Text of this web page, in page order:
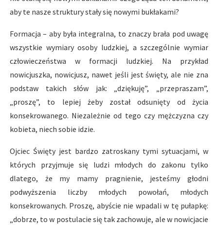
aby te nasze struktury stały się nowymi bukłakami?
Formacja – aby była integralna, to znaczy brała pod uwagę
wszystkie wymiary osoby ludzkiej, a szczególnie wymiar
człowieczeństwa w formacji ludzkiej. Na przykład
nowicjuszka, nowicjusz, nawet jeśli jest święty, ale nie zna
podstaw takich słów jak: „dziękuję”, „przepraszam”,
„proszę”, to lepiej żeby został odsunięty od życia
konsekrowanego. Niezależnie od tego czy mężczyzna czy
kobieta, niech sobie idzie.
Ojciec Święty jest bardzo zatroskany tymi sytuacjami, w
których przyjmuje się ludzi młodych do zakonu tylko
dlatego, że my mamy pragnienie, jesteśmy głodni
podwyższenia liczby młodych powołań, młodych
konsekrowanych. Proszę, abyście nie wpadali w tę pułapkę:
„dobrze, to w postulacie się tak zachowuje, ale w nowicjacie